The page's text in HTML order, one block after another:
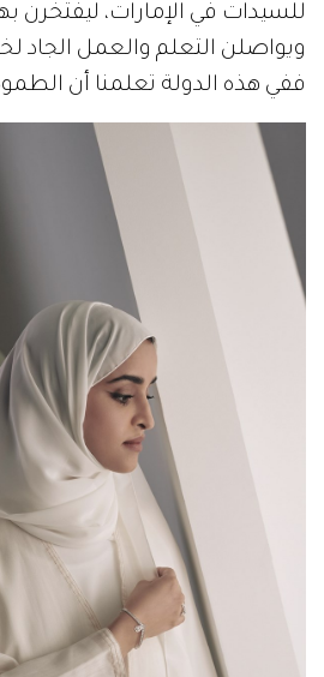
للسيدات في الإمارات، ليفتخرن
ويواصلن التعلم والعمل الجاد
ففي هذه الدولة تعلمنا أن